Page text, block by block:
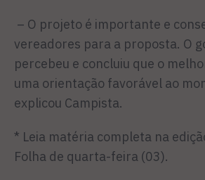
– O projeto é importante e
vereadores para a proposta. O
percebeu e concluiu que o
uma orientação favorável ao
explicou Campista.
* Leia matéria completa na
Folha de quarta-feira (03).